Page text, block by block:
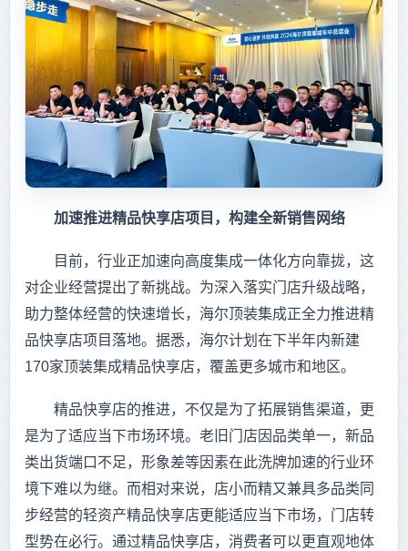
加速推进精品快享店项目，构建全新销售网络
目前，行业正加速向高度集成一体化方向靠拢，这
对企业经营提出了新挑战。为深入落实门店升级战略，
助力整体经营的快速增长，海尔顶装集成正全力推进精
品快享店项目落地。据悉，海尔计划在下半年内新建
170家顶装集成精品快享店，覆盖更多城市和地区。
精品快享店的推进，不仅是为了拓展销售渠道，更
是为了适应当下市场环境。老旧门店因品类单一，新品
类出货端口不足，形象差等因素在此洗牌加速的行业环
境下难以为继。而相对来说，店小而精又兼具多品类同
步经营的轻资产精品快享店更能适应当下市场，门店转
型势在必行。通过精品快享店，消费者可以更直观地体